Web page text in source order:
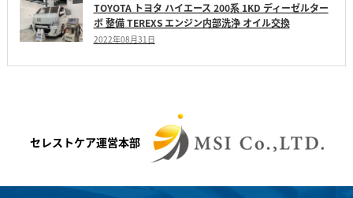
TOYOTA トヨタ ハイエース 200系 1KD ディーゼルター
ボ 整備 TEREXS エンジン内部洗浄 オイル交換
2022年08月31日
セレストケア運営本部